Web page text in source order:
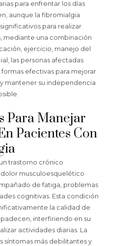
para enfrentar los días
aunque la fibromialgia
para realizar
mediante una combinación
ejercicio, manejo del
las personas afectadas
efectivas para mejorar
mantener su independencia
Para Manejar
Pacientes Con
trastorno crónico
musculoesquelético
de fatiga, problemas
cognitivas. Esta condición
la calidad de
interfiriendo en su
actividades diarias. La
síntomas más debilitantes y